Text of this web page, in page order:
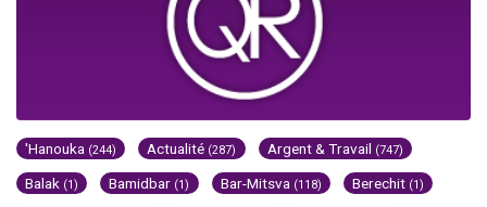
'Hanouka (244) Actualité (287) Argent & Travail (747)
Balak (1) Bamidbar (1) Bar-Mitsva (118) Berechit (1)